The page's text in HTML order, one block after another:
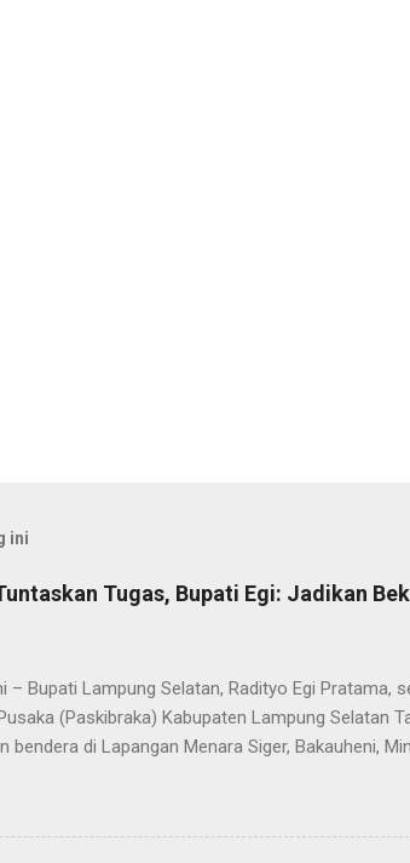
ini
Tugas, Bupati Egi: Jadikan
– Bupati Lampung Selatan, Radityo Egi Pratama,
(Paskibraka) Kabupaten Lampung Selatan
bendera di Lapangan Menara Siger, Bakauheni,
Republik Indonesia di Kabupaten
Mereka dilepas dengan penuh apresiasi atas